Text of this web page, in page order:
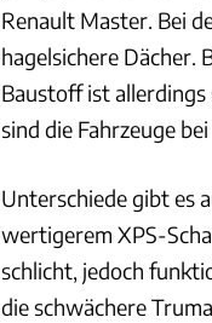
Renault Master. Bei
hagelsichere Dächer.
Baustoff ist
sind die Fahrzeuge
Unterschiede gibt es
wertigerem XPS-
schlicht, jedoch
die schwächere